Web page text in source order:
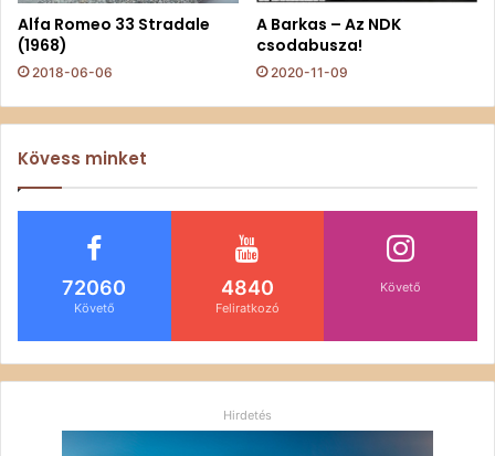
Alfa Romeo 33 Stradale
(1968)
2018-06-06
A Barkas – Az NDK
csodabusza!
2020-11-09
Kövess minket
72060
Követő
4840
Feliratkozó
Követő
Hirdetés